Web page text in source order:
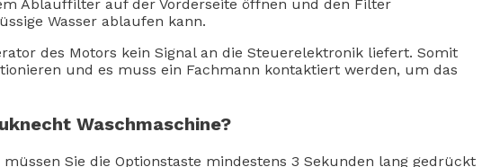
Ablauffilter auf der Vorderseite öffnen und den Filter
Wasser ablaufen kann.
des Motors kein Signal an die Steuerelektronik liefert. Somit
und es muss ein Fachmann kontaktiert werden, um das
Waschmaschine?
Sie die Optionstaste mindestens 3 Sekunden lang gedrückt